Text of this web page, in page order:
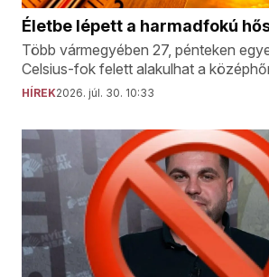
Életbe lépett a harmadfokú
Több vármegyében 27, pénteken
Celsius-fok felett alakulhat a
HÍREK2026. júl. 30. 10:33